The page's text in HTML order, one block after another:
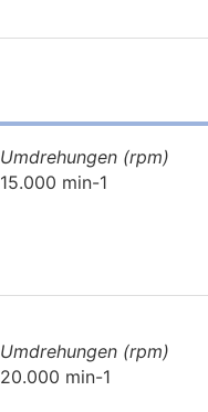
Umdrehungen (rpm)
15.000 min-1
Umdrehungen (rpm)
20.000 min-1